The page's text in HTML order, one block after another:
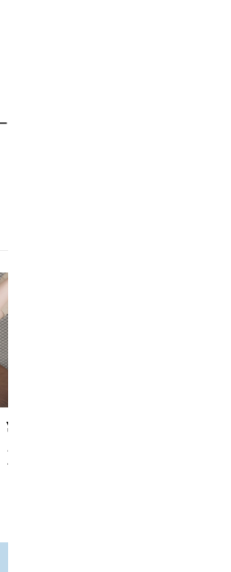
¥
さらり快適ポロシャツ